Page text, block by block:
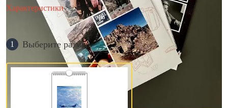
Характеристики
1 Выберите размер